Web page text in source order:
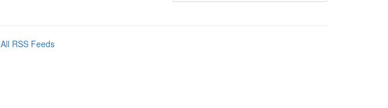
All RSS Feeds